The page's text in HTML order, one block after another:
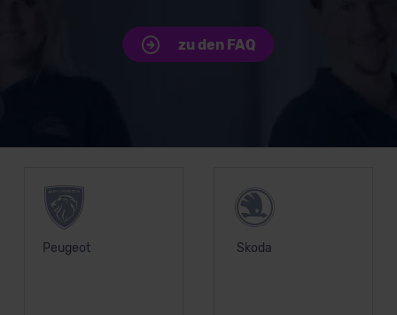
zu den FAQ
Peugeot Skoda